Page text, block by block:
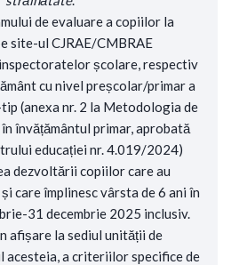
de evaluare a copiilor la
site-ul CJRAE/CMBRAE
școlare, respectiv
cu nivel preșcolar/primar a
(anexa nr. 2 la Metodologia de
învățământul primar, aprobată
educației nr. 4.019/2024)
dezvoltării copiilor care au
care împlinesc vârsta de 6 ani în
31 decembrie 2025 inclusiv.
afișare la sediul unității de
acesteia, a criteriilor specifice de